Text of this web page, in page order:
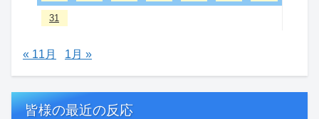
31
« 11月 1月 »
皆様の最近の反応